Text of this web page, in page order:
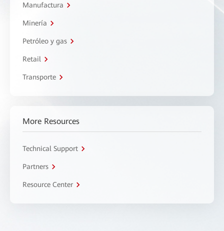
Manufactura
Minería
Petróleo y gas
Retail
Transporte
More Resources
Technical Support
Partners
Resource Center